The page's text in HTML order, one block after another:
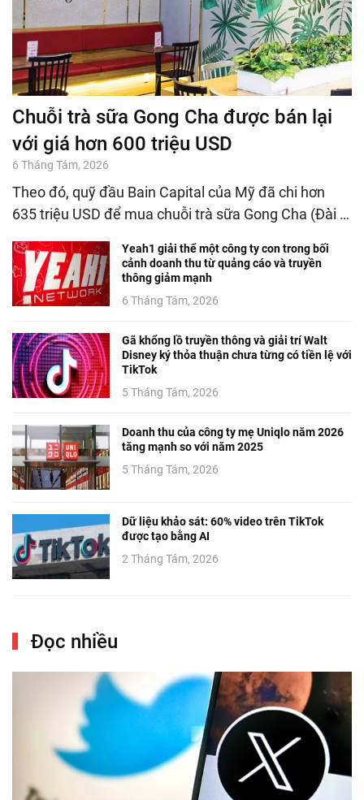
Chuỗi trà sữa Gong Cha được bán lại
với giá hơn 600 triệu USD
6 Tháng Tám, 2026
Theo đó, quỹ đầu Bain Capital của Mỹ đã chi hơn
635 triệu USD để mua chuỗi trà sữa Gong Cha (Đài …
Yeah1 giải thể một công ty con trong bối
cảnh doanh thu từ quảng cáo và truyền
thông giảm mạnh
6 Tháng Tám, 2026
Gã khổng lồ truyền thông và giải trí Walt
Disney ký thỏa thuận chưa từng có tiền lệ với
TikTok
5 Tháng Tám, 2026
Doanh thu của công ty mẹ Uniqlo năm 2026
tăng mạnh so với năm 2025
5 Tháng Tám, 2026
Dữ liệu khảo sát: 60% video trên TikTok
được tạo bằng AI
2 Tháng Tám, 2026
Đọc nhiều